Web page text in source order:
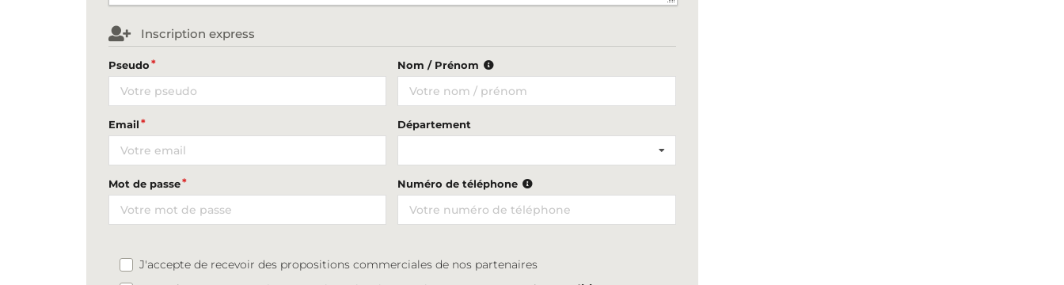
Inscription express
Pseudo Nom / Prénom
Email Département
Mot de passe Numéro de téléphone
J'accepte de recevoir des propositions commerciales de nos partenaires